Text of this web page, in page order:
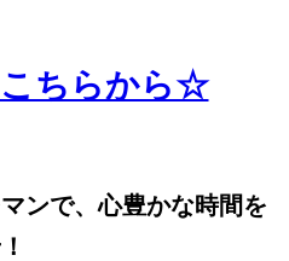
ちらから☆
ンで、心豊かな時間を